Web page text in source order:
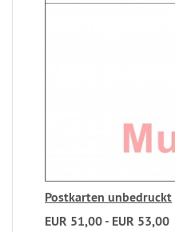
Postkarten unbedruckt
EUR 51,00 - EUR 53,00